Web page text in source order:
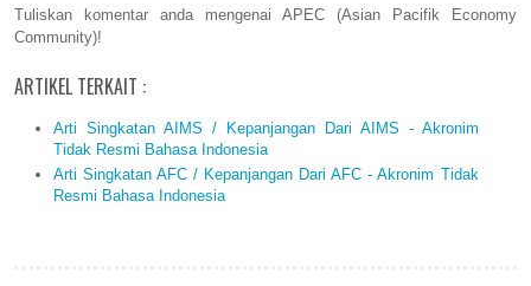
Tuliskan komentar anda mengenai APEC (Asian Pacifik Economy
Community)!
ARTIKEL TERKAIT :
Arti Singkatan AIMS / Kepanjangan Dari AIMS - Akronim
Tidak Resmi Bahasa Indonesia
Arti Singkatan AFC / Kepanjangan Dari AFC - Akronim Tidak
Resmi Bahasa Indonesia